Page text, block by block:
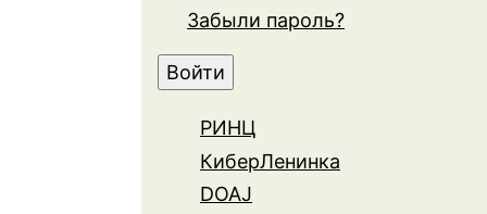
Забыли пароль?
РИНЦ
КиберЛенинка
DOAJ